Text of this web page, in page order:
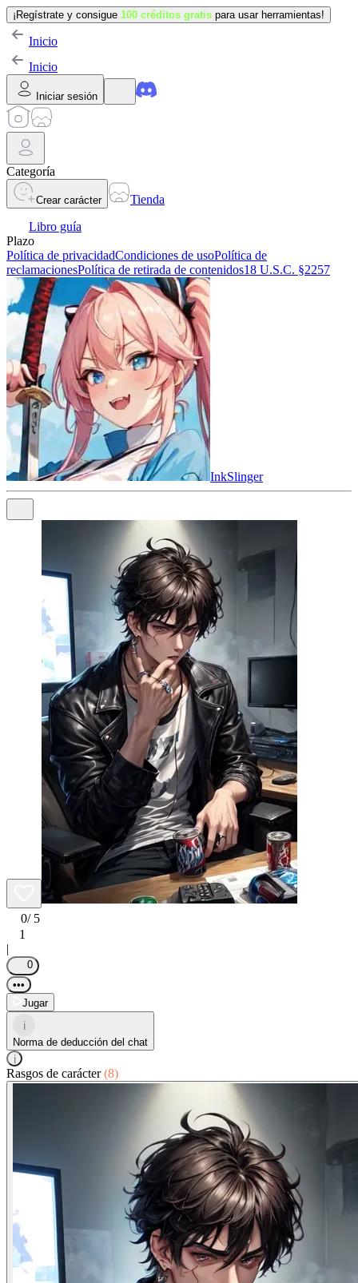
¡Regístrate y consigue 100 créditos gratis para usar herramientas!
Inicio
Inicio
Iniciar sesión
Categoría
Crear carácter
Tienda
Libro guía
Plazo
Política de privacidadCondiciones de usoPolítica de
reclamacionesPolítica de retirada de contenidos18 U.S.C. §2257
InkSlinger
0/ 5
1
|
0
•••
Jugar
i
Norma de deducción del chat
i
Rasgos de carácter(8)